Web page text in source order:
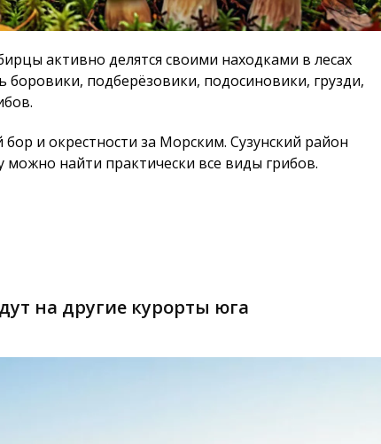
активно делятся своими находками в лесах
боровики, подберёзовики, подосиновики, грузди,
и окрестности за Морским. Сузунский район
можно найти практически все виды грибов.
на другие курорты юга